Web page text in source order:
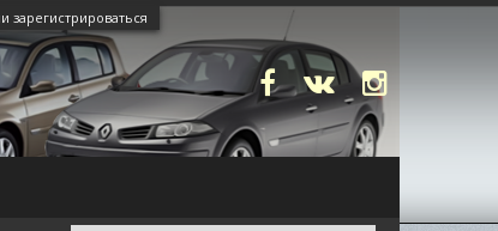
зарегистрироваться